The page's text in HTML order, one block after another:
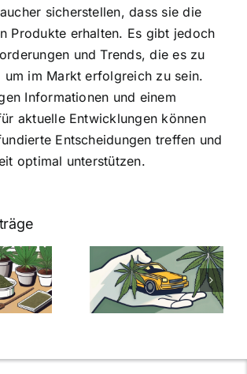
sicherstellen, dass sie die
Produkte erhalten. Es gibt jedoch
und Trends, die es zu
um im Markt erfolgreich zu sein.
Informationen und einem
aktuelle Entwicklungen können
Entscheidungen treffen und
optimal unterstützen.
THC-
Sie über
und
Cannabis
Samen
kaufen: Alles
was Sie